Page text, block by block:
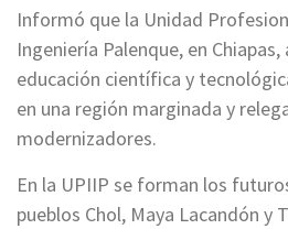
Informó que la Unidad
Ingeniería Palenque, en
educación científica y
en una región marginada y
modernizadores.
En la UPIIP se forman los
pueblos Chol, Maya Lacandón y